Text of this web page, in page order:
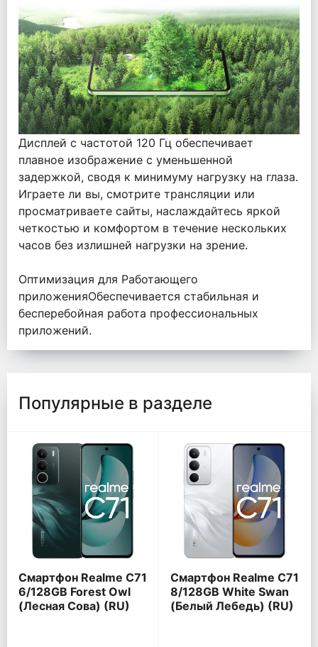
Дисплей с частотой 120 Гц обеспечивает
плавное изображение с уменьшенной
задержкой, сводя к минимуму нагрузку на глаза.
Играете ли вы, смотрите трансляции или
просматриваете сайты, наслаждайтесь яркой
четкостью и комфортом в течение нескольких
часов без излишней нагрузки на зрение.
Оптимизация для Работающего
приложенияОбеспечивается стабильная и
бесперебойная работа профессиональных
приложений.
Популярные в разделе
Смартфон Realme C71
6/128GB Forest Owl
(Лесная Сова) (RU)
Смартфон Realme C71
8/128GB White Swan
(Белый Лебедь) (RU)